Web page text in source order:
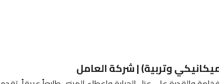
وتربية) | شركة العامل